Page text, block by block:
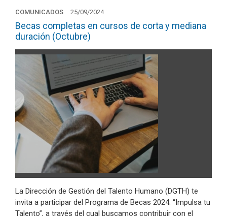
COMUNICADOS 25/09/2024
Becas completas en cursos de corta y mediana
duración (Octubre)
La Dirección de Gestión del Talento Humano (DGTH) te
invita a participar del Programa de Becas 2024: “Impulsa tu
Talento”, a través del cual buscamos contribuir con el